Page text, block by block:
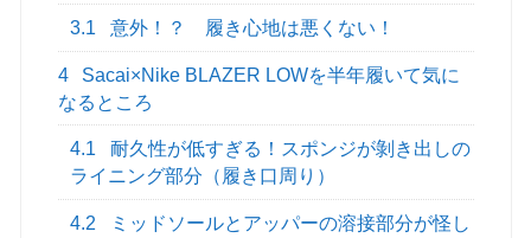
3.1 意外！？ 履き心地は悪くない！
4
Sacai×Nike BLAZER LOWを半年履いて気に
なるところ
4.1
耐久性が低すぎる！スポンジが剝き出しの
ライニング部分（履き口周り）
4.2
ミッドソールとアッパーの溶接部分が怪し